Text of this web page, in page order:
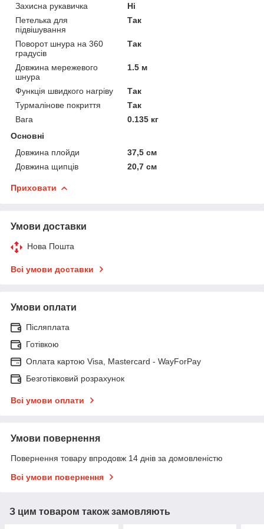
Захисна рукавичка
Ні
Петелька для
підвішування
Так
Поворот шнура на 360
градусів
Так
Довжина мережевого
шнура
1.5 м
Функція швидкого нагріву
Так
Турмалінове покриття
Так
Вага
0.135 кг
Основні
Довжина плойди
37,5 см
Довжина щипців
20,7 см
Приховати
Умови доставки
Нова Пошта
Всі умови доставки
Умови оплати
Післяплата
Готівкою
Оплата картою Visa, Mastercard - WayForPay
Безготівковий розрахунок
Всі умови оплати
Умови повернення
Повернення товару впродовж 14 днів за домовленістю
Всі умови повернення
З цим товаром також замовляють